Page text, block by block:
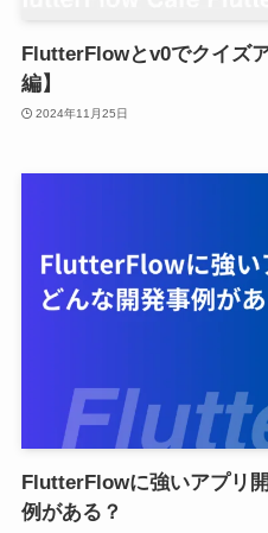
FlutterFlowとv0でクイズ
編】
2024年11月25日
FlutterFlowに強いアプリ
例がある？